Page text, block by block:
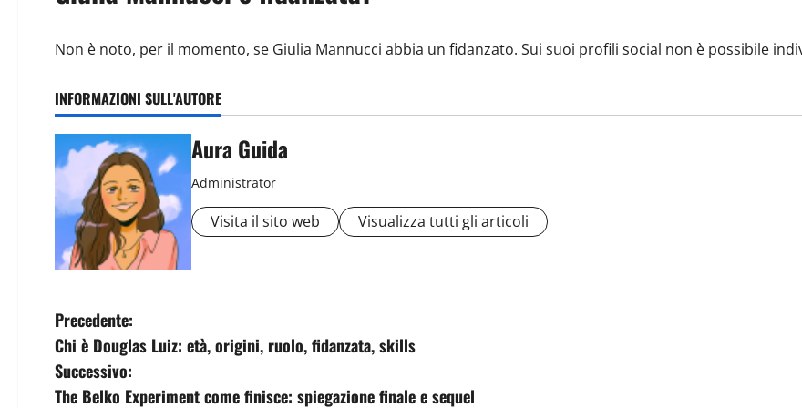
Non è noto, per il momento, se Giulia Mannucci abbia un fidanzato. Sui suoi profili social non è possibile
INFORMAZIONI SULL'AUTORE
Aura Guida
Administrator
Visita il sito web Visualizza tutti gli articoli
Precedente:
Chi è Douglas Luiz: età, origini, ruolo, fidanzata, skills
Successivo:
The Belko Experiment come finisce: spiegazione finale e sequel